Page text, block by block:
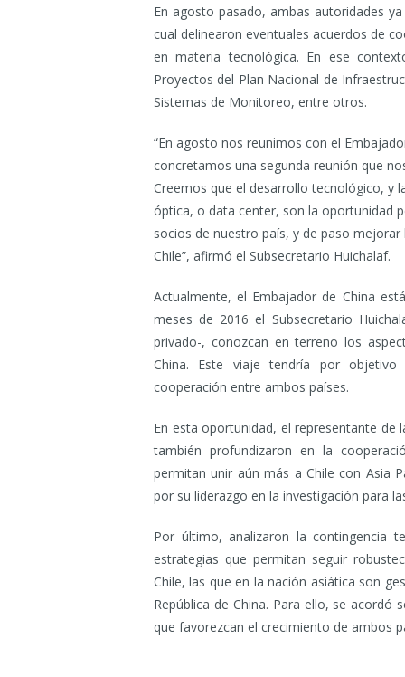
En agosto pasado, ambas autoridades
cual delinearon eventuales acuerdos de
en materia tecnológica. En ese
Proyectos del Plan Nacional de
Sistemas de Monitoreo, entre otros.
“En agosto nos reunimos con el
concretamos una segunda reunión que
Creemos que el desarrollo tecnológico, y
óptica, o data center, son la oportunidad
socios de nuestro país, y de paso
Chile”, afirmó el Subsecretario Huichalaf.
Actualmente, el Embajador de China
meses de 2016 el Subsecretario
privado-, conozcan en terreno los
China. Este viaje tendría por
cooperación entre ambos países.
En esta oportunidad, el representante
también profundizaron en la
permitan unir aún más a Chile con Asia
por su liderazgo en la investigación para
Por último, analizaron la contingencia
estrategias que permitan seguir
Chile, las que en la nación asiática son
República de China. Para ello, se
que favorezcan el crecimiento de ambos